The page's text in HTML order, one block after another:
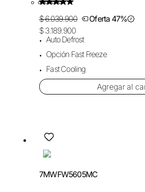
$ 6.039.900
Oferta 47%
$ 3.189.900
Auto Defrost
Opción Fast Freeze
Fast Cooling
Agregar al
7MWFW5605MC